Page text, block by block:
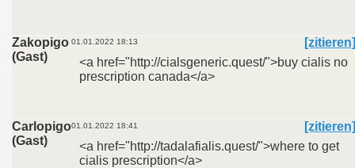
Zakopigo
(Gast)
01.01.2022 18:13
[zitieren]
<a href="http://cialsgeneric.quest/">buy cialis no
prescription canada</a>
Carlopigo
(Gast)
01.01.2022 18:41
[zitieren]
<a href="http://tadalafialis.quest/">where to get
cialis prescription</a>